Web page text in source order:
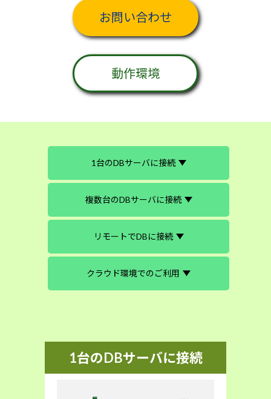
お問い合わせ
動作環境
1台のDBサーバに接続
複数台のDBサーバに接続
リモートでDBに接続
クラウド環境でのご利用
1台のDBサーバに接続